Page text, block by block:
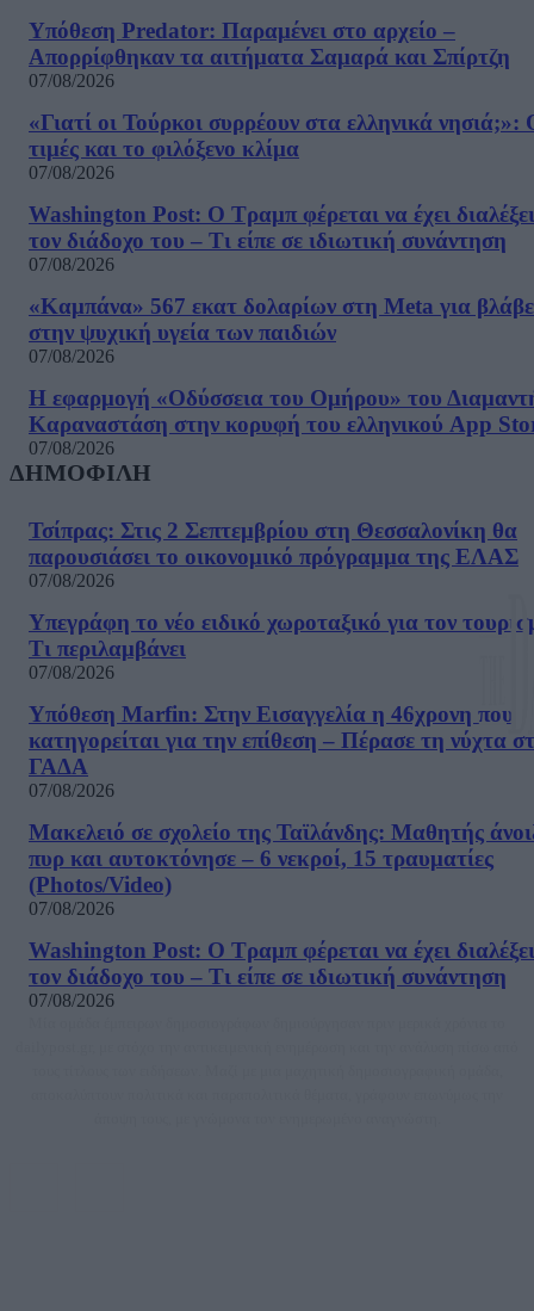
Υπόθεση Predator: Παραμένει στο αρχείο –
Απορρίφθηκαν τα αιτήματα Σαμαρά και Σπίρτζη
07/08/2026
«Γιατί οι Τούρκοι συρρέουν στα ελληνικά νησιά;»:
τιμές και το φιλόξενο κλίμα
07/08/2026
Washington Post: Ο Τραμπ φέρεται να έχει διαλέξει
τον διάδοχο του – Τι είπε σε ιδιωτική συνάντηση
07/08/2026
«Καμπάνα» 567 εκατ δολαρίων στη Meta για
στην ψυχική υγεία των παιδιών
07/08/2026
Η εφαρμογή «Οδύσσεια του Ομήρου» του
Καραναστάση στην κορυφή του ελληνικού App
07/08/2026
ΔΗΜΟΦΙΛΗ
Τσίπρας: Στις 2 Σεπτεμβρίου στη Θεσσαλονίκη θα
παρουσιάσει το οικονομικό πρόγραμμα της ΕΛΑΣ
07/08/2026
Υπεγράφη το νέο ειδικό χωροταξικό για τον
Τι περιλαμβάνει
07/08/2026
Υπόθεση Marfin: Στην Εισαγγελία η 46χρονη που
κατηγορείται για την επίθεση – Πέρασε τη νύχτα
ΓΑΔΑ
07/08/2026
Μακελειό σε σχολείο της Ταϊλάνδης: Μαθητής
πυρ και αυτοκτόνησε – 6 νεκροί, 15 τραυματίες
(Photos/Video)
07/08/2026
Washington Post: Ο Τραμπ φέρεται να έχει διαλέξει
τον διάδοχο του – Τι είπε σε ιδιωτική συνάντηση
07/08/2026